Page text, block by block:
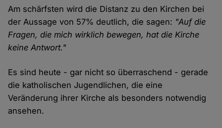
Am schärfsten wird die Distanz zu den Kirchen bei
der Aussage von 57% deutlich, die sagen: "Auf die
Fragen, die mich wirklich bewegen, hat die Kirche
keine Antwort."
Es sind heute - gar nicht so überraschend - gerade
die katholischen Jugendlichen, die eine
Veränderung ihrer Kirche als besonders notwendig
ansehen.